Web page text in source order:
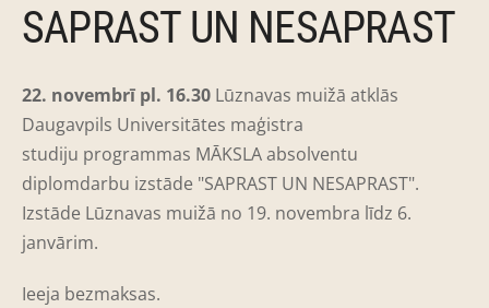
SAPRAST UN NESAPRAST
22. novembrī pl. 16.30 Lūznavas muižā atklās
Daugavpils Universitātes maģistra
studiju programmas MĀKSLA absolventu
diplomdarbu izstāde "SAPRAST UN NESAPRAST".
Izstāde Lūznavas muižā no 19. novembra līdz 6.
janvārim.
Ieeja bezmaksas.